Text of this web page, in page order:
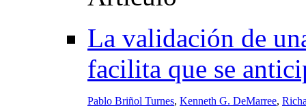
La validación de
facilita que se
Pablo Briñol Turnes, Kenneth G. DeMarree,